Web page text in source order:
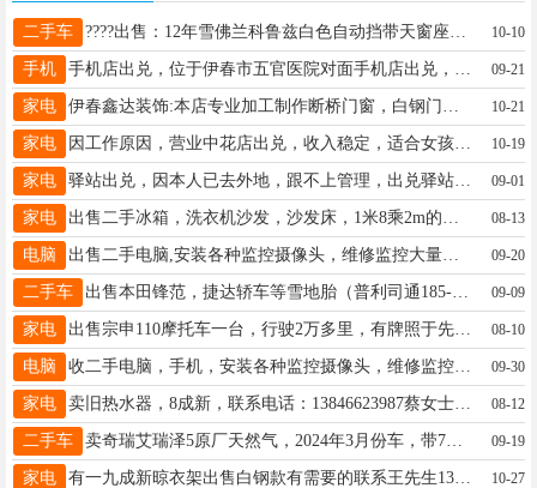
二手车 10-10
手机 09-21
家电 10-21
家电 因工作原因，营业中花店出兑，收入稳定，适合女孩子自己创业！临近学校，客源稳定，不会技术可以交，进货资源便宜！张女士17845568309 10-19
家电 驿站出兑，因本人已去外地，跟不上管理，出兑驿站，每月2万件左右，小区小，一共19栋楼！量大事少！有想法的联系我！张18814782762 09-01
家电 08-13
电脑 出售二手电脑,安装各种监控摄像头，维修监控大量出售二手电脑、各种配置，出售二手手机，黎明小区4号楼华兴电脑15246921685刘先生15246921685 09-20
二手车 出售本田锋范，捷达轿车等雪地胎（普利司通185-65-15），微波炉，大头电视，大头电视柜，餐桌，单人床等闲置物品，低价处理。陈先生13846628918 09-09
家电 出售宗申110摩托车一台，行驶2万多里，有牌照于先生13846658750 08-10
电脑 收二手电脑，手机，安装各种监控摄像头，维修监控，显示器，主机，个人电脑，可上门，伊春周边，市内15246921685上门做系统，清灰，设置路由刘先生15246921685 09-30
家电 卖旧热水器，8成新，联系电话：13846623987蔡女士13846623987 08-12
二手车 卖奇瑞艾瑞泽5原厂天然气，2024年3月份车，带7年油补。价格低。19304587771周19304587771 09-19
家电 有一九成新晾衣架出售白钢款有需要的联系王先生13846607867 10-27